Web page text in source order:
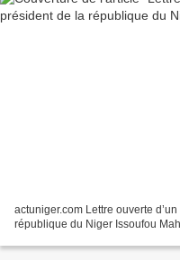
actuniger.com Lettre ouverte
république du Niger Issoufou